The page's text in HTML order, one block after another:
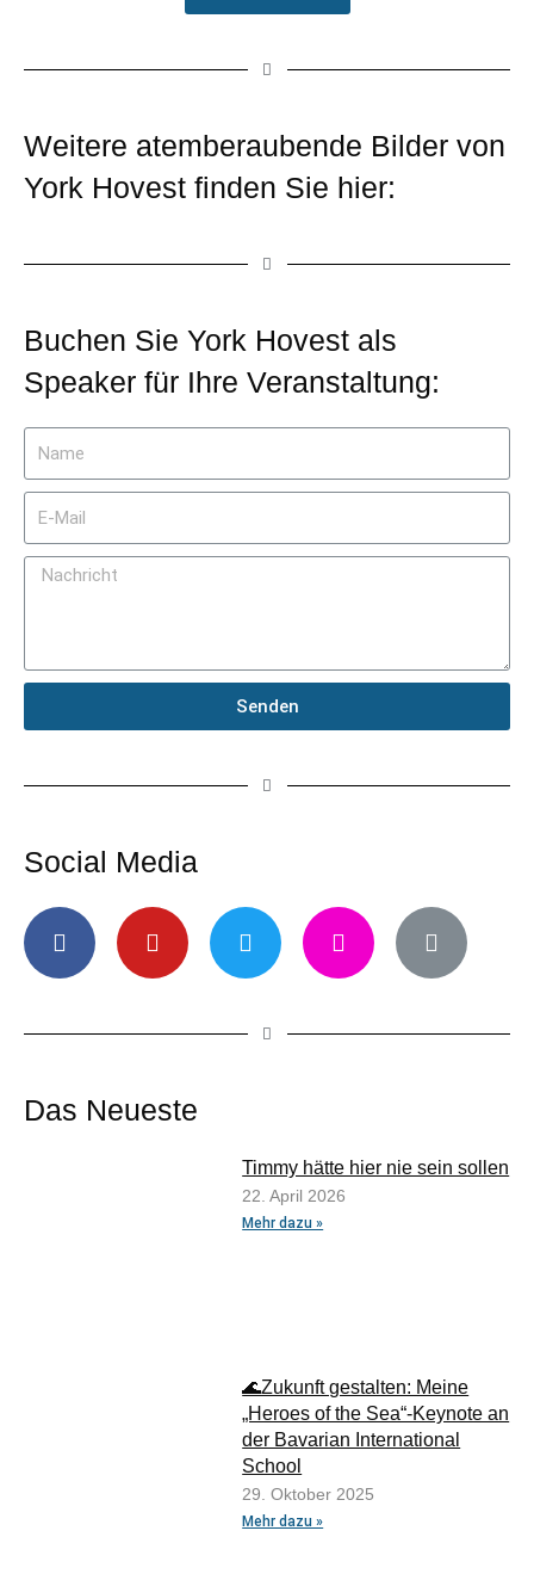
Weitere atemberaubende Bilder von
York Hovest finden Sie hier:
Buchen Sie York Hovest als
Speaker für Ihre Veranstaltung:
Senden
Social Media
Das Neueste
Timmy hätte hier nie sein sollen
22. April 2026
Mehr dazu »
🌊Zukunft gestalten: Meine
„Heroes of the Sea“-Keynote an
der Bavarian International
School
29. Oktober 2025
Mehr dazu »